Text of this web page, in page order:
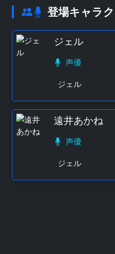
登場キャラ
ジェル
声優
ジェル
遠井あかね
声優
ジェル